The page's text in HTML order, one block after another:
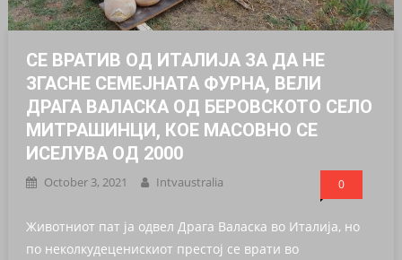
СЕ ВРАТИВ ОД ИТАЛИЈА ЗА ДА НЕ
ЗГАСНЕ СEМЕЈНАТА ФУРНА, ВЕЛИ
ДРАГА ВАЛАСКА ОД БЕРОВСКОТО СЕЛО
МИТРАШИНЦИ, КОЕ МАСОВНО СЕ
ИСЕЛУВА ОД 2000
October 3, 2021 Intvaustralia 0
Животниот пат ја одвел Драга Валаска во Италија, но
по неколкудеценискиот престој се врати во